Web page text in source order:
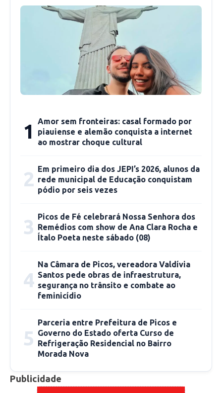
A APAPI agora luta para custear o tratamento
do animal. As doações podem ser feitas através
das contas bancárias.
1
Amor sem fronteiras: casal formado por
piauiense e alemão conquista a internet
ao mostrar choque cultural
2 Em primeiro dia dos JEPI’s 2026, alunos da
rede municipal de Educação conquistam
pódio por seis vezes
3 Picos de Fé celebrará Nossa Senhora dos
Remédios com show de Ana Clara Rocha e
Ítalo Poeta neste sábado (08)
4
Na Câmara de Picos, vereadora Valdívia
Santos pede obras de infraestrutura,
segurança no trânsito e combate ao
feminicídio
5
Parceria entre Prefeitura de Picos e
Governo do Estado oferta Curso de
Refrigeração Residencial no Bairro
Morada Nova
Publicidade